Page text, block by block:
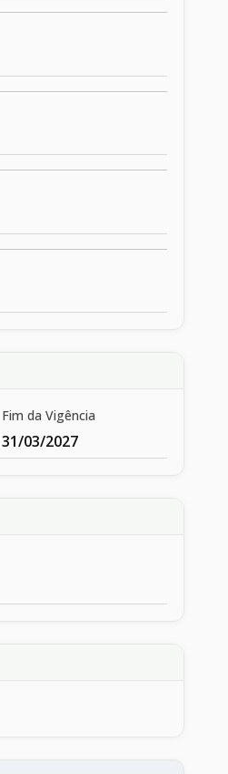
Fim da Vigência
31/03/2027